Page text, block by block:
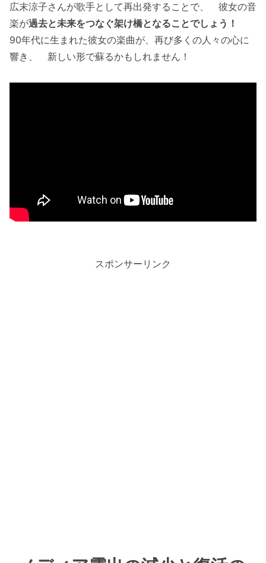
広末涼子さんが歌手として再出発することで、 彼女の音
楽が過去と未来をつなぐ架け橋となることでしょう！
90年代に生まれた彼女の楽曲が、再び多くの人々の心に
響き、 新しい形で蘇るかもしれません！
スポンサーリンク